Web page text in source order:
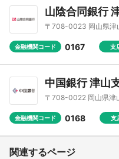
山陰合同銀行
〒708-0023 岡山県津
金融機関コード 0167 支
中国銀行 津山
〒708-0022 岡山県津
金融機関コード 0168 支
関連するページ